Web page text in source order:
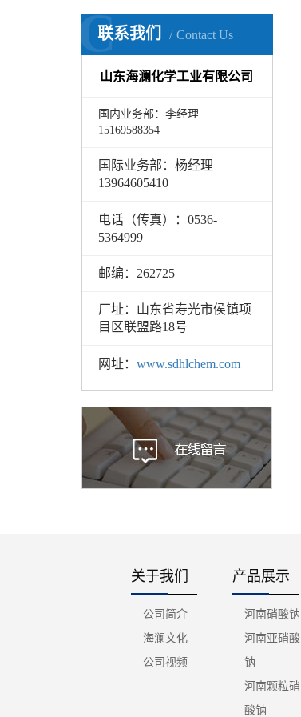
联系我们 Contact Us
C
山东海澜化学工业有限公司
国内业务部：李经理
15169588354
国际业务部：杨经理
13964605410
电话（传真）：0536-
5364999
邮编：262725
厂址：山东省寿光市侯镇项
目区联盟路18号
网址： www.sdhlchem.com
关于我们
公司简介
海澜文化
公司视频
产品展示
河南硝酸钠
河南亚硝酸
钠
河南颗粒硝
酸钠